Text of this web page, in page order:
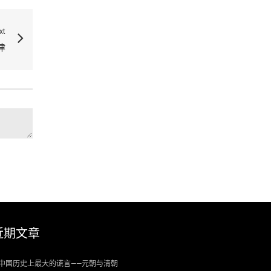
期文章
国历史上最大的谎言——元朝与清朝